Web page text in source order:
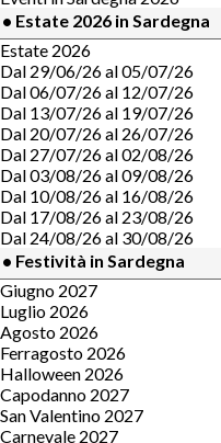
• Estate 2026 in Sardegna
Estate 2026
Dal 29/06/26 al 05/07/26
Dal 06/07/26 al 12/07/26
Dal 13/07/26 al 19/07/26
Dal 20/07/26 al 26/07/26
Dal 27/07/26 al 02/08/26
Dal 03/08/26 al 09/08/26
Dal 10/08/26 al 16/08/26
Dal 17/08/26 al 23/08/26
Dal 24/08/26 al 30/08/26
• Festività in Sardegna
Giugno 2027
Luglio 2026
Agosto 2026
Ferragosto 2026
Halloween 2026
Capodanno 2027
San Valentino 2027
Carnevale 2027